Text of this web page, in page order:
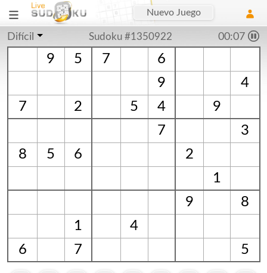
Nuevo Juego
Difícil Sudoku #1350922 00:07
9 5 7
6
9
4
7
2 5 4
9
7
3
8
5 6
2
1
9
8
1
4
6
7 5